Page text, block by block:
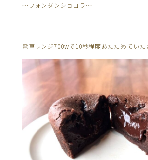
〜フォンダンショコラ〜
電車レンジ700wで10秒程度あたためていた